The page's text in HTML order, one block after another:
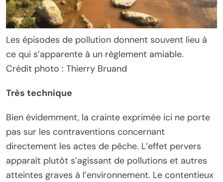
Les épisodes de pollution donnent souvent lieu à
ce qui s’apparente à un règlement amiable.
Crédit photo : Thierry Bruand
Très technique
Bien évidemment, la crainte exprimée ici ne porte
pas sur les contraventions concernant
directement les actes de pêche. L’effet pervers
apparaît plutôt s’agissant de pollutions et autres
atteintes graves à l’environnement. Le contentieux